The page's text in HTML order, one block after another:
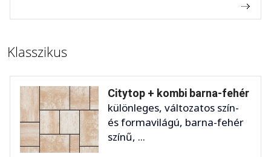
Klasszikus
Citytop + kombi barna-fehér
különleges, változatos szín-
és formavilágú, barna-fehér
színű, ...